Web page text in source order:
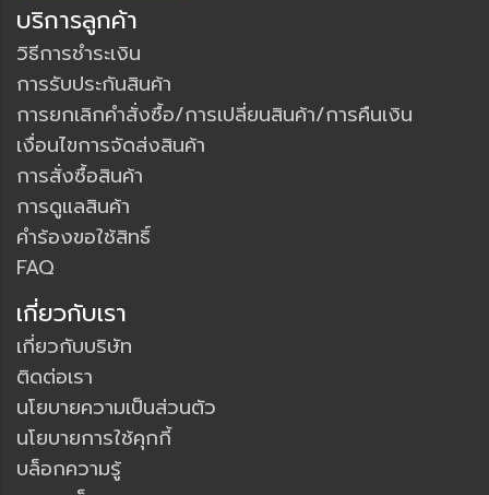
บริการลูกค้า
วิธีการชำระเงิน
การรับประกันสินค้า
การยกเลิกคำสั่งซื้อ/การเปลี่ยนสินค้า/การคืนเงิน
เงื่อนไขการจัดส่งสินค้า
การสั่งซื้อสินค้า
การดูแลสินค้า
คำร้องขอใช้สิทธิ์
FAQ
เกี่ยวกับเรา
เกี่ยวกับบริษัท
ติดต่อเรา
นโยบายความเป็นส่วนตัว
นโยบายการใช้คุกกี้
บล็อกความรู้